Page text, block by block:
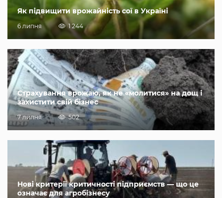
Як підвищити врожайність сої в Україні
6 липня 1 244
Страхування врожаю, як не «молитися» на дощ і
захистити свій бізнес
7 липня 502
Нові критерії критичності підприємств — що це
означає для агробізнесу